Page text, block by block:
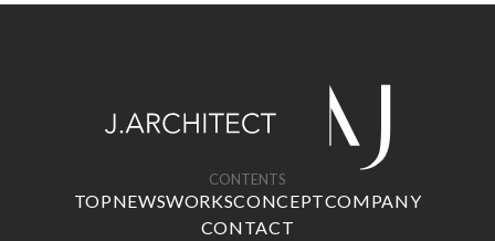
CONTENTS
TOPNEWSWORKSCONCEPTCOMPANY
CONTACT